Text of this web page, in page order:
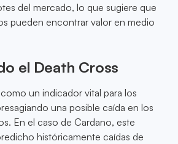
del mercado, lo que sugiere que
pueden encontrar valor en medio
el Death Cross
un indicador vital para los
una posible caída en los
En el caso de Cardano, este
históricamente caídas de